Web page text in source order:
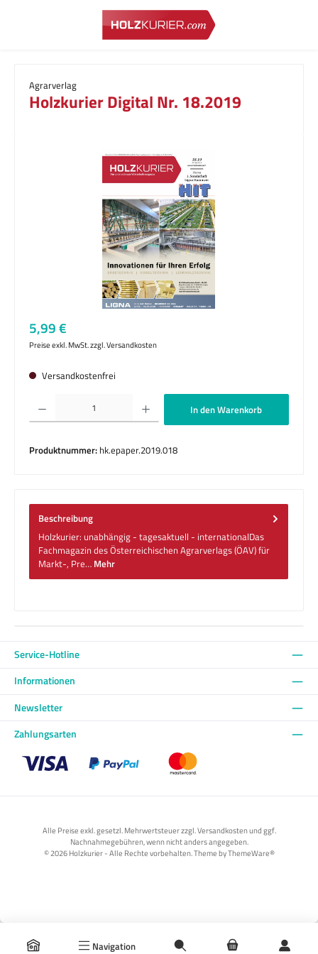
Zum Hauptinhalt springen
Navigation
Agrarverlag
Holzkurier Digital Nr. 18.2019
Bildergalerie überspringen
Regulärer Preis:
5,99 €
Preise exkl. MwSt. zzgl. Versandkosten
Versandkostenfrei
Produkt Anzahl: Gib den gewünschten Wert ein oder benutze die Schaltflächen um
In den Warenkorb
Produktnummer: hk.epaper.2019.018
Beschreibung
Holzkurier: unabhängig - tagesaktuell - internationalDas
Fachmagazin des Österreichischen Agrarverlags (ÖAV) für
Markt-, Pre… Mehr
Service-Hotline
Informationen
Newsletter
Zahlungsarten
Alle Preise exkl. gesetzl. Mehrwertsteuer zzgl. Versandkosten und ggf.
Nachnahmegebühren, wenn nicht anders angegeben.
© 2026 Holzkurier - Alle Rechte vorbehalten. Theme byThemeWare®